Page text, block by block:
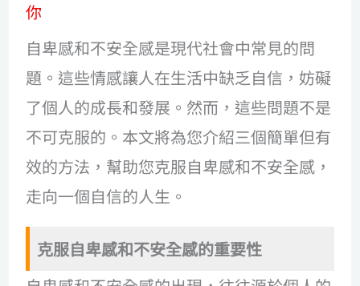
自卑感和不安全感是現代社會中常見的問
題。這些情感讓人在生活中缺乏自信，妨礙
了個人的成長和發展。然而，這些問題不是
不可克服的。本文將為您介紹三個簡單但有
效的方法，幫助您克服自卑感和不安全感，
走向一個自信的人生。
克服自卑感和不安全感的重要性